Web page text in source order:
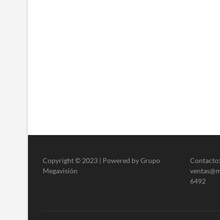
Copyright © 2023 | Powered by Grupo
Megavisión
6492